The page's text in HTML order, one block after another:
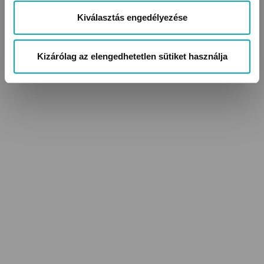
Kiválasztás engedélyezése
Kizárólag az elengedhetetlen sütiket használja